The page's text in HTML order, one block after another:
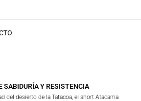
SABIDURÍA Y RESISTENCIA
del desierto de la Tatacoa, el short Atacama